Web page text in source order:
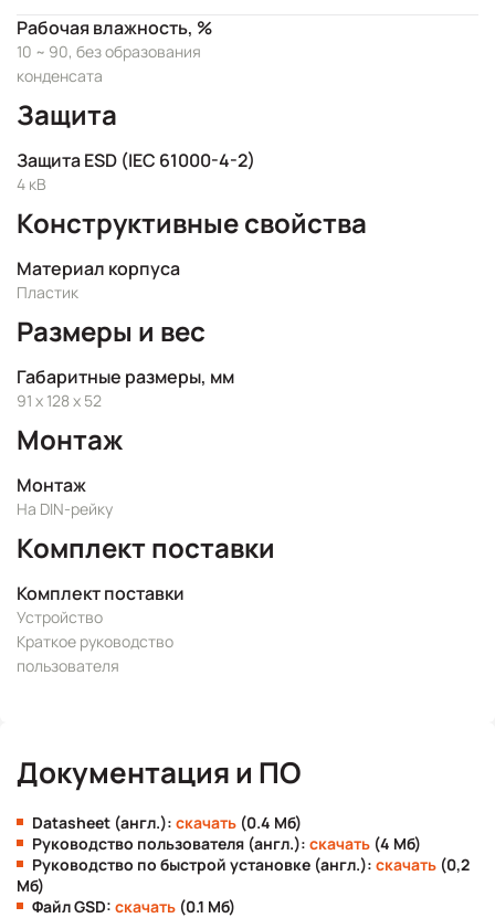
Рабочая влажность, %
10 ~ 90, без образования
конденсата
Защита
Защита ESD (IEC 61000-4-2)
4 кВ
Конструктивные свойства
Материал корпуса
Пластик
Размеры и вес
Габаритные размеры, мм
91 x 128 x 52
Монтаж
Монтаж
На DIN-рейку
Комплект поставки
Комплект поставки
Устройство
Краткое руководство
пользователя
Документация и ПО
Datasheet (англ.): скачать (0.4 Мб)
Руководство пользователя (англ.): скачать (4 Мб)
Руководство по быстрой установке (англ.): скачать (0,2
Мб)
Файл GSD: скачать (0.1 Мб)